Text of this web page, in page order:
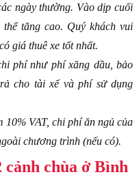
ngày thường. Vào dịp cuối
tăng cao. Quý khách vui
giá thuê xe tốt nhất.
phí như phí xăng dầu, bảo
cho tài xế và phí sử dụng
10% VAT, chi phí ăn ngủ của
chương trình (nếu có).
cảnh chùa ở Bình